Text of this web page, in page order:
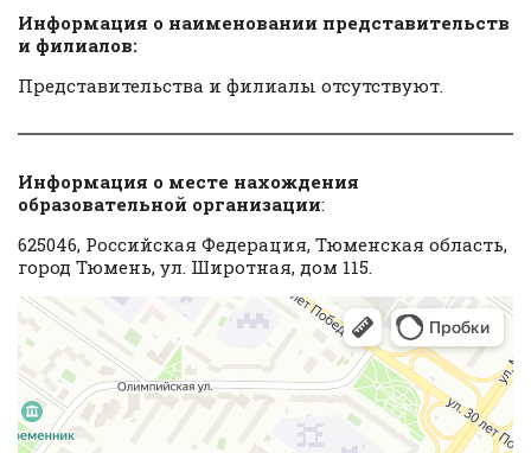
Информация о наименовании представительств
и филиалов:
Представительства и филиалы отсутствуют.
Информация о месте нахождения
образовательной организации:
625046, Российская Федерация, Тюменская область,
город Тюмень, ул. Широтная, дом 115.